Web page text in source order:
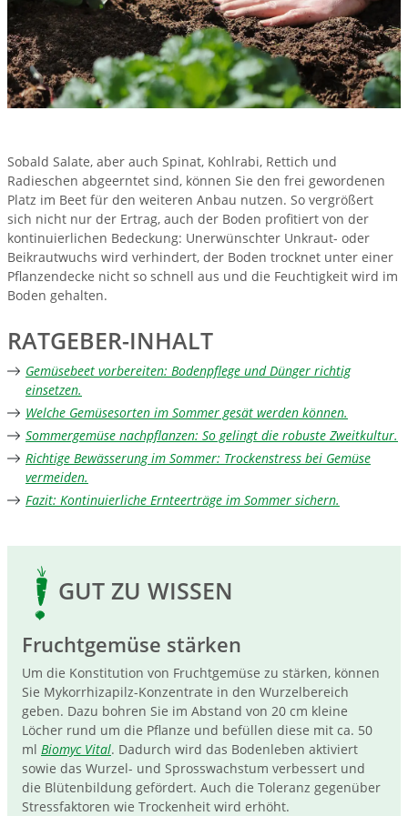
Sobald Salate, aber auch Spinat, Kohlrabi, Rettich und
Radieschen abgeerntet sind, können Sie den frei gewordenen
Platz im Beet für den weiteren Anbau nutzen. So vergrößert
sich nicht nur der Ertrag, auch der Boden profitiert von der
kontinuierlichen Bedeckung: Unerwünschter Unkraut- oder
Beikrautwuchs wird verhindert, der Boden trocknet unter einer
Pflanzendecke nicht so schnell aus und die Feuchtigkeit wird im
Boden gehalten.
RATGEBER-INHALT
Gemüsebeet vorbereiten: Bodenpflege und Dünger richtig
einsetzen.
Welche Gemüsesorten im Sommer gesät werden können.
Sommergemüse nachpflanzen: So gelingt die robuste Zweitkultur.
Richtige Bewässerung im Sommer: Trockenstress bei Gemüse
vermeiden.
Fazit: Kontinuierliche Ernteerträge im Sommer sichern.
GUT ZU WISSEN
Fruchtgemüse stärken
Um die Konstitution von Fruchtgemüse zu stärken, können
Sie Mykorrhizapilz-Konzentrate in den Wurzelbereich
geben. Dazu bohren Sie im Abstand von 20 cm kleine
Löcher rund um die Pflanze und befüllen diese mit ca. 50
ml Biomyc Vital. Dadurch wird das Bodenleben aktiviert
sowie das Wurzel- und Sprosswachstum verbessert und
die Blütenbildung gefördert. Auch die Toleranz gegenüber
Stressfaktoren wie Trockenheit wird erhöht.